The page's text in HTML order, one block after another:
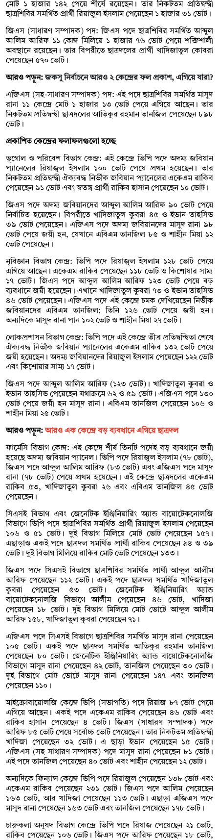
মোট ১ হাজার ১৪২ পেয়ে শীর্ষে রয়েছেন। তার নিকটতম প্রতিদ্বন্দ্বী
ছাত্রশিবির সমর্থিত প্রার্থী রিয়াজুল ইসলাম পেয়েছেন ১ হাজার ৩১ ভোট।
জিএস (সাধারণ সম্পাদক) পদ: জিএস পদে ছাত্রশিবির সমর্থিত আব্দুল
আলিম আরিফ ১১ কেন্দ্র মিলিয়ে ১ হাজার ৭৬ ভোট পেয়ে শক্তিশালী
অবস্থানে রয়েছেন। তার বিপরীতে ছাত্রদলের প্রার্থী খাদিজাতুল কোবরা
পেয়েছেন ৫৭০ ভোট।
আরও পড়ুন:জকসু নির্বাচনে আরও ২ কেন্দ্রের ফল প্রকাশ, এগিয়ে যারা?
এজিএস (সহ-সাধারণ সম্পাদক) পদ: এই পদে ছাত্রশিবির সমর্থিত মাসুদ
রানা ১১ কেন্দ্রে মোট ১ হাজার ১৩ ভোট পেয়ে এগিয়ে আছেন। তার
নিকটতম প্রতিদ্বন্দ্বী ছাত্রদলের আতিকুর রহমান তানজিল পেয়েছেন ৮৯৮
ভোট।
প্রকাশিত কেন্দ্রের ফলাফলগুলো হচ্ছে
ভূগোল ও পরিবেশ বিভাগ কেন্দ্র: এই কেন্দ্রে ভিপি পদে অদম্য জবিয়ান
প্যানেলের রিয়াজুল ইসলাম ১০০ ভোট পেয়ে প্রথম হয়েছেন। তার
নিকটতম প্রতিদ্বন্দ্বী ঐক্যবদ্ধ নির্ভীক জবিয়ান প্যানেলের একেএম রাকিব
পেয়েছেন ৯১ ভোট এবং স্বতন্ত্র প্রার্থী রাকিব হাসান পেয়েছেন ১০ ভোট।
জিএস পদে অদম্য জবিয়ানদের আব্দুল আলিম আরিফ ৯০ ভোট পেয়ে
নির্বাচিত হয়েছেন। বিপরীতে খাদিজাতুল কুবরা ৪৫ ও ইভান তাহসিভ
৩৯ ভোট পেয়েছেন। এজিএস পদে অদম্য জবিয়ানদের মাসুদ রানা ৯৮
ভোট পেয়ে জয়ী হন, যেখানে এবিএম তানজিল ৮৫ ও শাহীন মিয়া ১২
ভোট পেয়েছেন।
নৃবিজ্ঞান বিভাগ কেন্দ্র: ভিপি পদে রিয়াজুল ইসলাম ১২৮ ভোট পেয়ে
এগিয়ে আছেন। একেএম রাকিব পেয়েছেন ১১৮ ভোট ও কিশোয়ার সাম্য
১৭ ভোট। জিএস পদে আব্দুল আলিম আরিফ ১২৩ ভোট পেয়ে বড়
ব্যবধানে জয়ী হয়েছেন। এখানে খাদিজাতুল কুবরা ৭৩ ও ইভান তাহসিভ
৪৬ ভোট পেয়েছেন। এজিএস পদে এই কেন্দ্রে চমক দেখিয়েছেন নির্ভীক
জবিয়ানদের এবিএম তানজিল; তিনি ১২৬ ভোট পেয়ে জয়ী হন।
অন্যদিকে মাসুদ রানা পান ১০২ ভোট ও শাহীন মিয়া ২৭ ভোট।
লোকপ্রশাসন বিভাগ কেন্দ্র: ভিপি পদে এই কেন্দ্রে তীব্র প্রতিদ্বন্দ্বিতা শেষে
ঐক্যবদ্ধ নির্ভীক জবিয়ান প্যানেলের একেএম রাকিব ১৩২ ভোট পেয়ে
জয়ী হয়েছেন। অদম্য জবিয়ানদের রিয়াজুল ইসলাম পেয়েছেন ১২২ ভোট
এবং কিশোয়ার সাম্য ১৭ ভোট।
জিএস পদে আব্দুল আলিম আরিফ (১২৩ ভোট)। খাদিজাতুল কুবরা ও
ইভান তাহসিভ পেয়েছেন যথাক্রমে ৬২ ও ৫৯ ভোট। এজিএস পদে ১৩০
ভোট পেয়ে জয়ী হন মাসুদ রানা। এবিএম তানজিল পেয়েছেন ১০৬ ও
শাহীন মিয়া ২৫ ভোট।
আরও পড়ুন:আরও এক কেন্দ্রে বড় ব্যবধানে এগিয়ে ছাত্রদল
ফার্মেসি বিভাগ কেন্দ্র: এই কেন্দ্রে শীর্ষ তিনটি পদেই বড় ব্যবধানে জয়ী
হয়েছে অদম্য জবিয়ান প্যানেল। ভিপি পদে রিয়াজুল ইসলাম (৭৮ ভোট),
জিএস পদে আব্দুল আলিম আরিফ (৮৩ ভোট) এবং এজিএস পদে মাসুদ
রানা (৭৮ ভোট) পেয়ে প্রথম হয়েছেন। এই কেন্দ্রে ছাত্রদলের একেএম
রাকিব ৫৩, খাদিজাতুল কুবরা ২৬ এবং এবিএম তানজিল ৪৫ ভোট
পেয়েছেন।
সিএসই বিভাগ এবং জেনেটিক ইঞ্জিনিয়ারিং অ্যান্ড বায়োটেকনোলজি
বিভাগে ভিপি পদে ছাত্রশিবির সমর্থিত প্রার্থী রিয়াজুল ইসলাম পেয়েছেন
১০৬ ও ৫১ ভোট। দুই বিভাগ মিলিয়ে মোট ভোট পেয়েছেন ১৫৭।
এছাড়াও একই পদে ছাত্রদল সমর্থিত প্রার্থী রাকিব পেয়েছেন ৯৪ ও ৩৯
ভোট। দুই বিভাগ মিলিয়ে রাকিব মোট ভোট পেয়েছেন ১৩৩।
জিএস পদে সিএসই বিভাগে ছাত্রশিবির সমর্থিত প্রার্থী আব্দুল আলীম
আরিফ পেয়েছেন ১১২ ভোট। একই পদে ছাত্রদল সমর্থিত খাদিজাতুল
কুবরা পেয়েছেন ৫৩ ভোট। জেনেটিক ইঞ্জিনিয়ারিং অ্যান্ড
বায়োটেকনোলজি বিভাগে আলীম পেয়েছেন ৪৬ ভোট, খাদিজা
পেয়েছেন ১৮ ভোট। দুই বিভাগ মিলিয়ে মোট ভোটে আব্দুল আলীম
আরিফ ১৫৮, খাদিজাতুল কুবরা পেয়েছেন ৭১।
এজিএস পদে সিএসই বিভাগে ছাত্রশিবির সমর্থিত মাসুদ রানা পেয়েছেন
১০৫ ভোট। একই পদে ছাত্রদল সমর্থিত আতিকুর রহমান তানজিল
পেয়েছেন ৮০ ভোট। জেনেটিক ইঞ্জিনিয়ারিং অ্যান্ড বায়োটেকনোলজি
বিভাগে মাসুদ রানা পেয়েছেন ৪২ ভোট, তানজিল পেয়েছেন ৩০ ভোট।
দুই বিভাগে মোট ভোটে মাসুদ রানা পেয়েছেন ১৪৭ এবং তানজিল
পেয়েছেন ১১০।
মাইক্রোবায়োলজি কেন্দ্রে ভিপি (সভাপতি) পদে রিয়াজ ৮৭ ভোট পেয়ে
এগিয়ে আছেন। একই পদে একেএম রাকিব পেয়েছেন ৪৬ ভোট এবং
রাকিব হাসান পেয়েছেন ৪ ভোট। জিএস (সাধারণ সম্পাদক) পদে
আরিফ ৮৫ ভোট পেয়ে সর্বোচ্চ ভোট পেয়েছেন। তার নিকটতম প্রতিদ্বন্দ্বী
খাদিজা পেয়েছেন ৩২ ভোট। এ ছাড়া ইভান পেয়েছেন ১৫ ভোট।
এজিএস (সহ সাধারণ সম্পাদক) পদে মাসুদ রানা পেয়েছেন ৮১ ভোট।
এই পদে তানজিল পেয়েছেন ৪০ ভোট এবং শাহীন পেয়েছেন ১২ ভোট।
অন্যদিকে ফিন্যান্স কেন্দ্রে ভিপি পদে রিয়াজুল পেয়েছেন ১৩৮ ভোট এবং
একেএম রাকিব পেয়েছেন ২৩১ ভোট। জিএস পদে আলিম পেয়েছেন
১৬৩ ভোট, আর খাদিজা পেয়েছেন ১১৩ ভোট। এছাড়া এজিএস পদে
মাসুদ রানা পেয়েছেন ১৬৩ ভোট এবং তানজিল পেয়েছেন ১৭৮ ভোট।
চারুকলা অনুষদ বিভাগ কেন্দ্রে ভিপি পদে রিয়াজ পেয়েছেন ২১ ভোট,
রাকিব পেয়েছেন ১০৬ ভোট। জিএস পদে আরিফ পেয়েছেন ১৮ ভোট,